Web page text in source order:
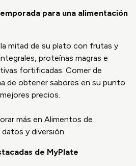
para una alimentación
mitad de su plato con frutas y
proteínas magras e
fortificadas. Comer de
de obtener sabores en su punto
precios.
más en Alimentos de
y diversión.
de MyPlate